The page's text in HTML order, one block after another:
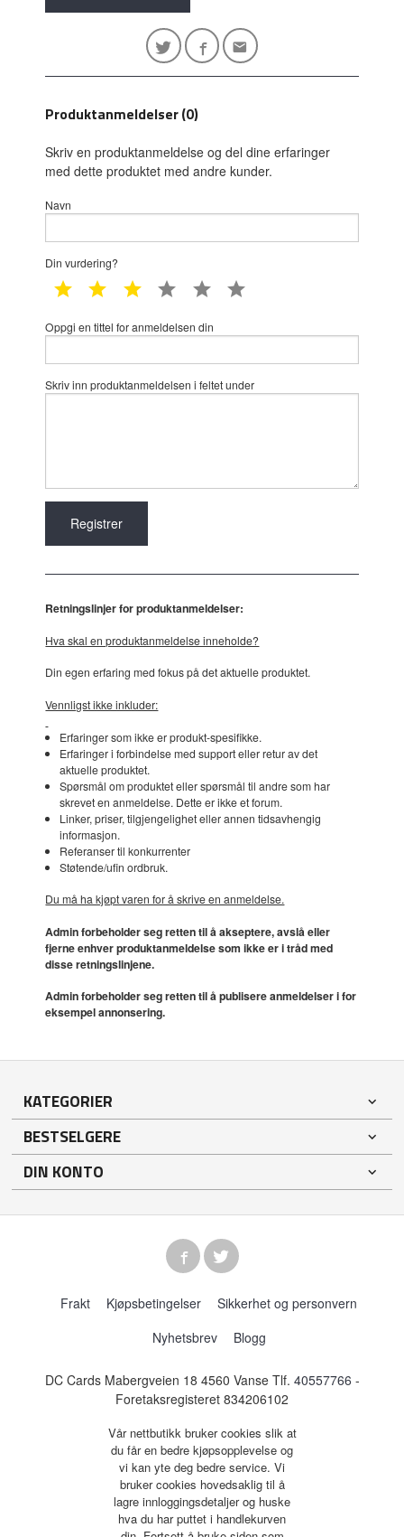
Produktanmeldelser (0)
Skriv en produktanmeldelse og del dine erfaringer
med dette produktet med andre kunder.
Navn
Din vurdering?
1 star 2 star 3 star 4 star 5 star
Oppgi en tittel for anmeldelsen din
Skriv inn produktanmeldelsen i feltet under
Retningslinjer for produktanmeldelser:
Hva skal en produktanmeldelse inneholde?
Din egen erfaring med fokus på det aktuelle produktet.
Vennligst ikke inkluder:
Erfaringer som ikke er produkt-spesifikke.
Erfaringer i forbindelse med support eller retur av det
aktuelle produktet.
Spørsmål om produktet eller spørsmål til andre som har
skrevet en anmeldelse. Dette er ikke et forum.
Linker, priser, tilgjengelighet eller annen tidsavhengig
informasjon.
Referanser til konkurrenter
Støtende/ufin ordbruk.
Du må ha kjøpt varen for å skrive en anmeldelse.
Admin forbeholder seg retten til å akseptere, avslå eller
fjerne enhver produktanmeldelse som ikke er i tråd med
disse retningslinjene.
Admin forbeholder seg retten til å publisere anmeldelser i for
eksempel annonsering.
KATEGORIER
BESTSELGERE
DIN KONTO
Frakt Kjøpsbetingelser
Sikkerhet og personvern
Nyhetsbrev
Blogg
DC Cards Mabergveien 18 4560 Vanse Tlf. 40557766 -
Foretaksregisteret 834206102
Vår nettbutikk bruker cookies slik at
du får en bedre kjøpsopplevelse og
vi kan yte deg bedre service. Vi
bruker cookies hovedsaklig til å
lagre innloggingsdetaljer og huske
hva du har puttet i handlekurven